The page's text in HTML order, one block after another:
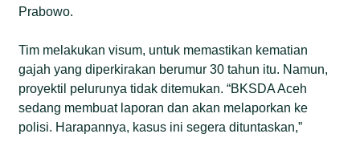
Prabowo.
Tim melakukan visum, untuk memastikan kematian
gajah yang diperkirakan berumur 30 tahun itu. Namun,
proyektil pelurunya tidak ditemukan. “BKSDA Aceh
sedang membuat laporan dan akan melaporkan ke
polisi. Harapannya, kasus ini segera dituntaskan,”